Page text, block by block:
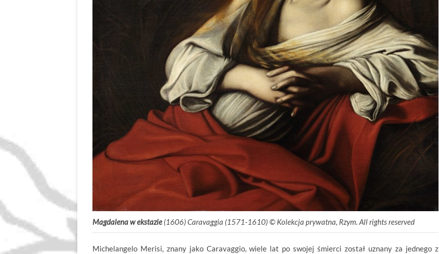
Magdalena w ekstazie(1606) Caravaggia (1571-1610) © Kolekcja prywatna, Rzym. All rights reserved
Michelangelo Merisi, znany jako Caravaggio, wiele lat po swojej śmierci został uznany za jednego z